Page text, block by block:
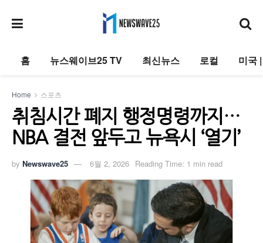
홈 뉴스웨이브25 TV 최신뉴스 로컬 미국
Home 스포츠
취침시간 폐지 행정명령까지…
NBA 결전 앞두고 뉴욕시 ‘열기’
by Newswave25 6월 2, 2026 Reading Time: 1 min read